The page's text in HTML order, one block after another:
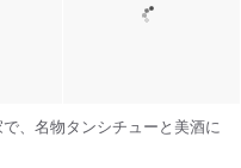
、名物タンシチューと美酒に